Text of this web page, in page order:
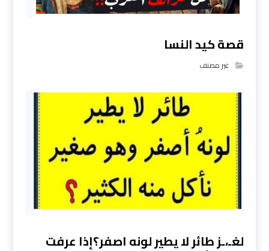
قصة كيد النسا
غير مصنف
لغـ،ـز طائر لا يطير لونه اصفر؟إذا عرفت